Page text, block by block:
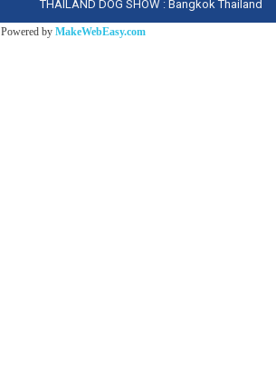
THAILAND DOG SHOW : Bangkok Thailand
Powered by MakeWebEasy.com